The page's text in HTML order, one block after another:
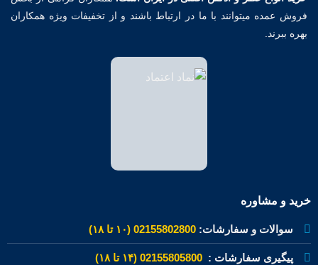
فروش عمده میتوانند با ما در ارتباط باشند و از تخفیفات ویژه همکاران
بهره ببرند.
خرید و مشاوره
سوالات و سفارشات: 02155802800 (۱۰ تا ۱۸)
پیگیری سفارشات : 02155805800 (۱۴ تا ۱۸)